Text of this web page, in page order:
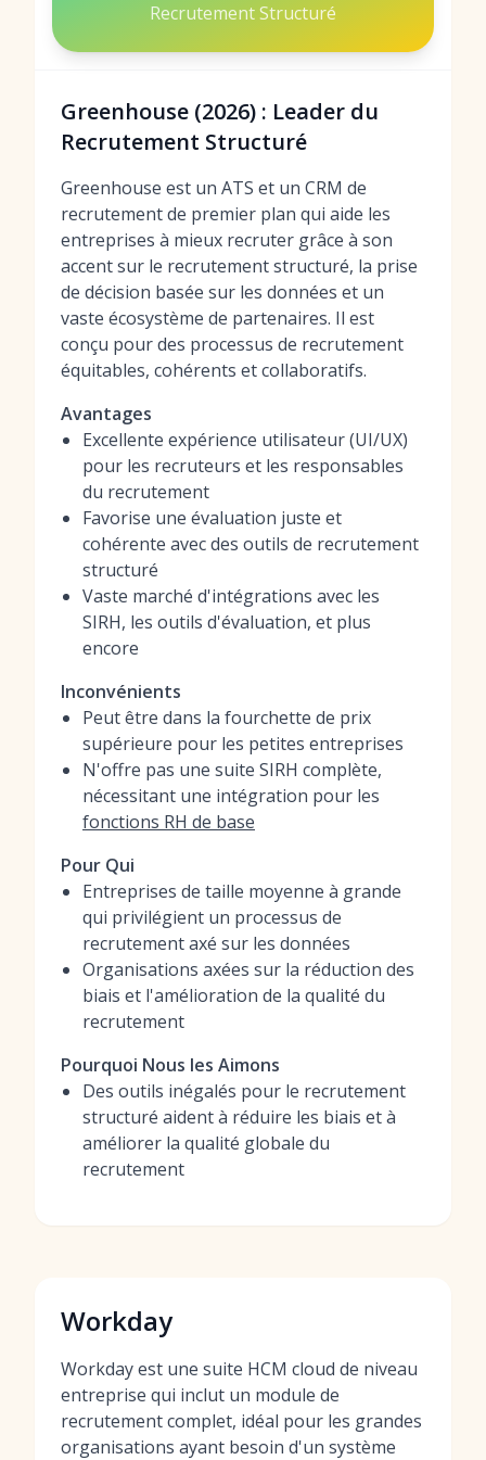
Recrutement Structuré
Greenhouse (2026) : Leader du
Recrutement Structuré
Greenhouse est un ATS et un CRM de
recrutement de premier plan qui aide les
entreprises à mieux recruter grâce à son
accent sur le recrutement structuré, la prise
de décision basée sur les données et un
vaste écosystème de partenaires. Il est
conçu pour des processus de recrutement
équitables, cohérents et collaboratifs.
Avantages
Excellente expérience utilisateur (UI/UX)
pour les recruteurs et les responsables
du recrutement
Favorise une évaluation juste et
cohérente avec des outils de recrutement
structuré
Vaste marché d'intégrations avec les
SIRH, les outils d'évaluation, et plus
encore
Inconvénients
Peut être dans la fourchette de prix
supérieure pour les petites entreprises
N'offre pas une suite SIRH complète,
nécessitant une intégration pour les
fonctions RH de base
Pour Qui
Entreprises de taille moyenne à grande
qui privilégient un processus de
recrutement axé sur les données
Organisations axées sur la réduction des
biais et l'amélioration de la qualité du
recrutement
Pourquoi Nous les Aimons
Des outils inégalés pour le recrutement
structuré aident à réduire les biais et à
améliorer la qualité globale du
recrutement
Workday
Workday est une suite HCM cloud de niveau
entreprise qui inclut un module de
recrutement complet, idéal pour les grandes
organisations ayant besoin d'un système